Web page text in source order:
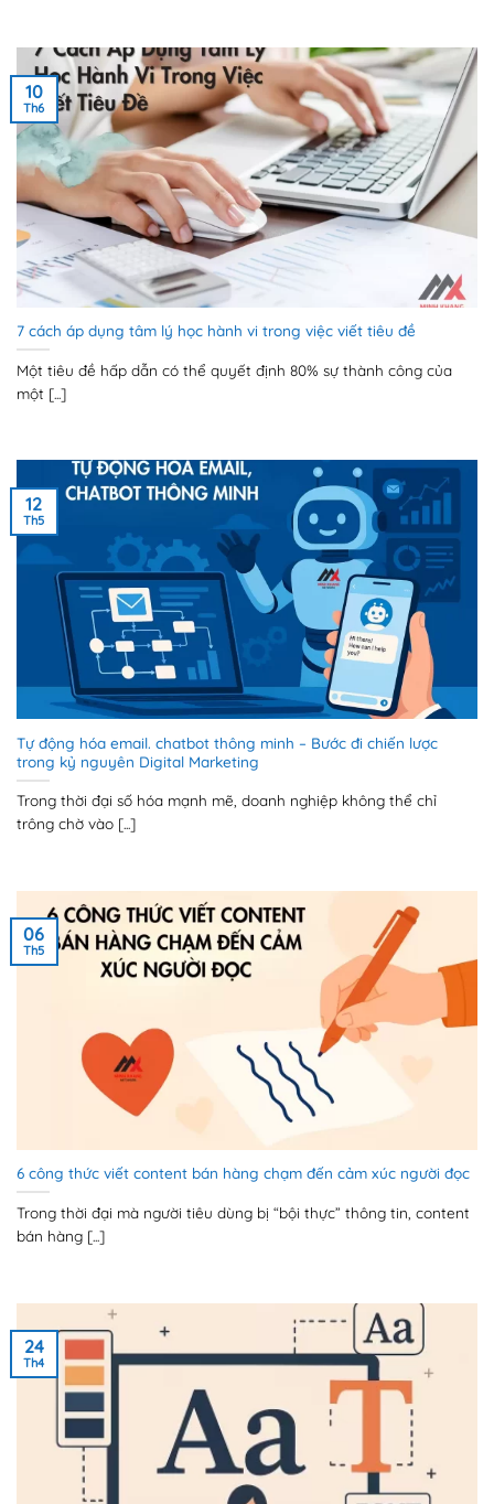
7 cách áp dụng tâm lý học hành vi trong việc viết tiêu đề
Một tiêu đề hấp dẫn có thể quyết định 80% sự thành công của
một [...]
10
Th6
Tự động hóa email. chatbot thông minh – Bước đi chiến lược
trong kỷ nguyên Digital Marketing
Trong thời đại số hóa mạnh mẽ, doanh nghiệp không thể chỉ
trông chờ vào [...]
12
Th5
6 công thức viết content bán hàng chạm đến cảm xúc người đọc
Trong thời đại mà người tiêu dùng bị “bội thực” thông tin, content
bán hàng [...]
06
Th5
24
Th4